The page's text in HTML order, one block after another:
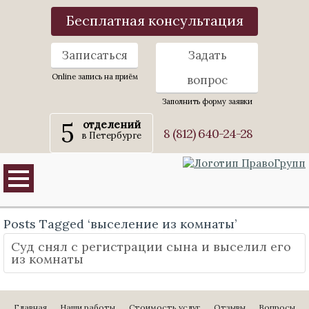
Бесплатная консультация
Записаться
Online запись на приём
Задать
вопрос
Заполнить форму заявки
5 отделений
в Петербурге 8 (812) 640-24-28
Posts Tagged ‘выселение из комнаты’
Суд снял с регистрации сына и выселил его
из комнаты